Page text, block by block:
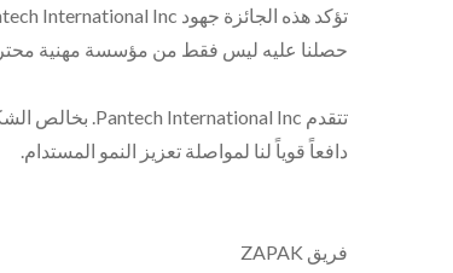
حصلنا عليه ليس فقط من مؤسسة مهنية
دافعاً قوياً لنا لمواصلة تعزيز النمو المستدام.
فريق ZAPAK